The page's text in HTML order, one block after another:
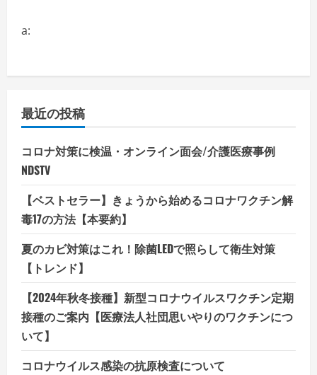
a:
最近の投稿
コロナ対策に検温・オンライン面会/介護医療事例
NDSTV
【ベストセラー】きょうから始めるコロナワクチン解
毒17の方法【本要約】
夏のカビ対策はこれ！除菌LEDで照らして衛生対策
【トレンド】
【2024年秋冬接種】新型コロナウイルスワクチン定期
接種のご案内【医療法人社団思いやりのワクチンにつ
いて】
コロナウイルス感染の抗原検査について